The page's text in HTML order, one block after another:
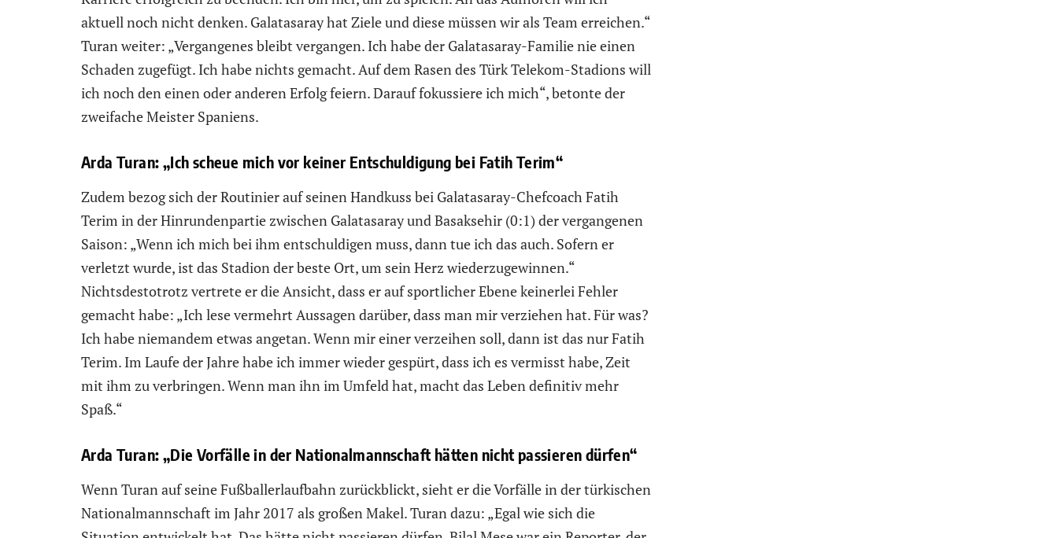
aktuell noch nicht denken. Galatasaray hat Ziele und diese müssen wir als Team erreichen.“
Turan weiter: „Vergangenes bleibt vergangen. Ich habe der Galatasaray-Familie nie einen
Schaden zugefügt. Ich habe nichts gemacht. Auf dem Rasen des Türk Telekom-Stadions will
ich noch den einen oder anderen Erfolg feiern. Darauf fokussiere ich mich“, betonte der
zweifache Meister Spaniens.
Arda Turan: „Ich scheue mich vor keiner Entschuldigung bei Fatih Terim“
Zudem bezog sich der Routinier auf seinen Handkuss bei Galatasaray-Chefcoach Fatih
Terim in der Hinrundenpartie zwischen Galatasaray und Basaksehir (0:1) der vergangenen
Saison: „Wenn ich mich bei ihm entschuldigen muss, dann tue ich das auch. Sofern er
verletzt wurde, ist das Stadion der beste Ort, um sein Herz wiederzugewinnen.“
Nichtsdestotrotz vertrete er die Ansicht, dass er auf sportlicher Ebene keinerlei Fehler
gemacht habe: „Ich lese vermehrt Aussagen darüber, dass man mir verziehen hat. Für was?
Ich habe niemandem etwas angetan. Wenn mir einer verzeihen soll, dann ist das nur Fatih
Terim. Im Laufe der Jahre habe ich immer wieder gespürt, dass ich es vermisst habe, Zeit
mit ihm zu verbringen. Wenn man ihn im Umfeld hat, macht das Leben definitiv mehr
Spaß.“
Arda Turan: „Die Vorfälle in der Nationalmannschaft hätten nicht passieren dürfen“
Wenn Turan auf seine Fußballerlaufbahn zurückblickt, sieht er die Vorfälle in der türkischen
Nationalmannschaft im Jahr 2017 als großen Makel. Turan dazu: „Egal wie sich die